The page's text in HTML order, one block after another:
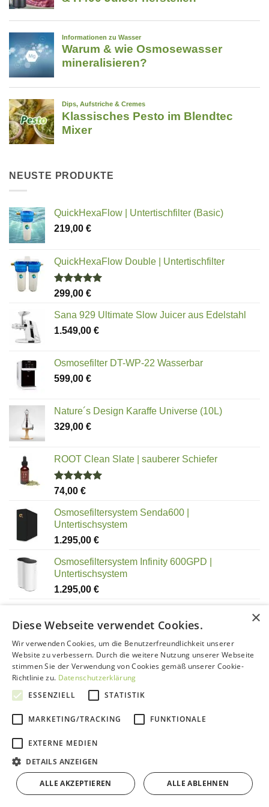
NEUSTE PRODUKTE
QuickHexaFlow | Untertischfilter (Basic)
219,00 €
QuickHexaFlow Double | Untertischfilter
Bewertet
5.00
von 5
299,00 €
Sana 929 Ultimate Slow Juicer aus Edelstahl
1.549,00 €
Osmosefilter DT-WP-22 Wasserbar
599,00 €
Nature´s Design Karaffe Universe (10L)
329,00 €
ROOT Clean Slate | sauberer Schiefer
Bewertet
mit
von 5
74,00 €
Osmosefiltersystem Senda600 |
Untertischsystem
1.295,00 €
Osmosefiltersystem Infinity 600GPD |
Untertischsystem
1.295,00 €
KRISTALLWIRBEL® Wasserwirbler
750,00
WIR BERATEN SIE GERN!
telefonische Beratung & Termine:
Tel.: +49 3504 69 35 25
Lokale Termine nur nach Vereinbarung.
AUSZEICHNUNG 2020
×
Diese Webseite verwendet Cookies.
Wir verwenden Cookies, um die Benutzerfreundlichkeit unserer
Website zu verbessern. Durch die weitere Nutzung unserer Webseite
stimmen Sie der Verwendung von Cookies gemäß unserer Cookie-
Richtlinie zu. Datenschutzerklärung
ESSENZIELL
STATISTIK
MARKETING/TRACKING FUNKTIONALE
EXTERNE MEDIEN
DETAILS ANZEIGEN
ALLE AKZEPTIEREN ALLE ABLEHNEN